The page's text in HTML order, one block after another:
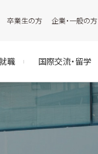
卒業生の方 企業・一般の方
職 国際交流・留学